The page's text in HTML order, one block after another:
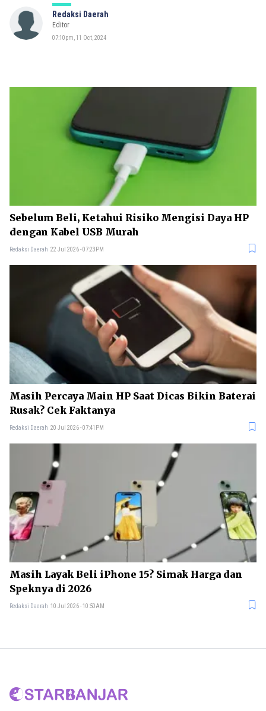
Redaksi Daerah
Editor
07:10pm, 11 Oct, 2024
Sebelum Beli, Ketahui Risiko Mengisi Daya HP
dengan Kabel USB Murah
Redaksi Daerah 22 Jul 2026 - 07:23PM
Masih Percaya Main HP Saat Dicas Bikin Baterai
Rusak? Cek Faktanya
Redaksi Daerah 20 Jul 2026 - 07:41PM
Masih Layak Beli iPhone 15? Simak Harga dan
Speknya di 2026
Redaksi Daerah 10 Jul 2026 - 10:50AM